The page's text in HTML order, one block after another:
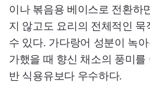
이나 볶음용 베이스로 전환하
지 않고도 요리의 전체적인 묵
수 있다. 가다랑어 성분이 녹
가했을 때 향신 채소의 풍미를
반 식용유보다 우수하다.